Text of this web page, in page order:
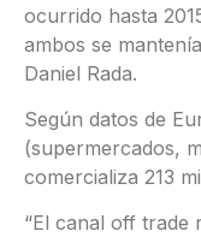
ocurrido hasta
ambos se
Daniel Rada.
Según datos de
(supermercados,
comercializa 213
“El canal off trade